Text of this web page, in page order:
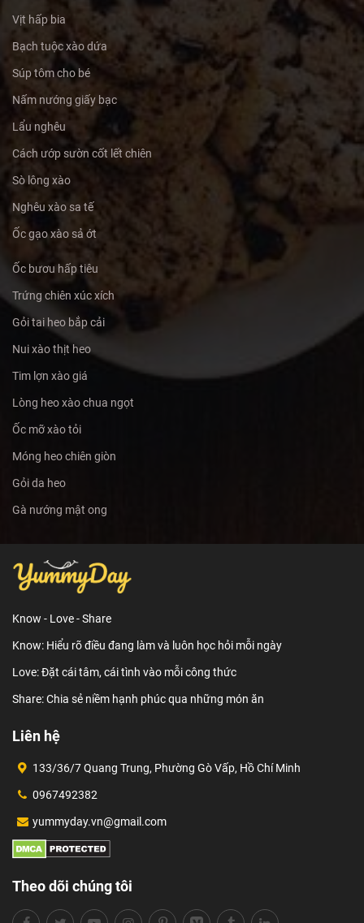
Vịt hấp bia
Bạch tuộc xào dứa
Súp tôm cho bé
Nấm nướng giấy bạc
Lẩu nghêu
Cách ướp sườn cốt lết chiên
Sò lông xào
Nghêu xào sa tế
Ốc gạo xào sả ớt
Ốc bươu hấp tiêu
Trứng chiên xúc xích
Gỏi tai heo bắp cải
Nui xào thịt heo
Tim lợn xào giá
Lòng heo xào chua ngọt
Ốc mỡ xào tỏi
Móng heo chiên giòn
Gỏi da heo
Gà nướng mật ong
Know - Love - Share
Know: Hiểu rõ điều đang làm và luôn học hỏi mỗi ngày
Love: Đặt cái tâm, cái tình vào mỗi công thức
Share: Chia sẻ niềm hạnh phúc qua những món ăn
Liên hệ
133/36/7 Quang Trung, Phường Gò Vấp, Hồ Chí Minh
0967492382
yummyday.vn@gmail.com
Theo dõi chúng tôi